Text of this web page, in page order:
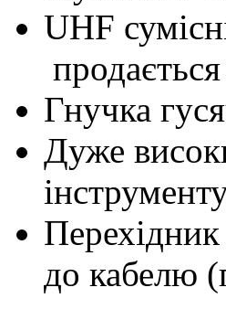
UHF
Гнучка
Дуже
до кабелю